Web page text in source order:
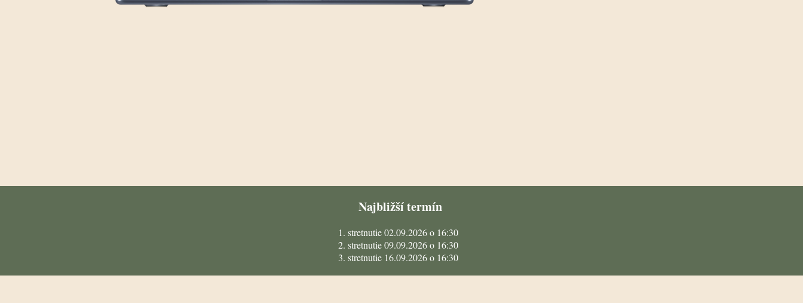
Najbližší termín
1. stretnutie 02.09.2026 o 16:30
2. stretnutie 09.09.2026 o 16:30
3. stretnutie 16.09.2026 o 16:30